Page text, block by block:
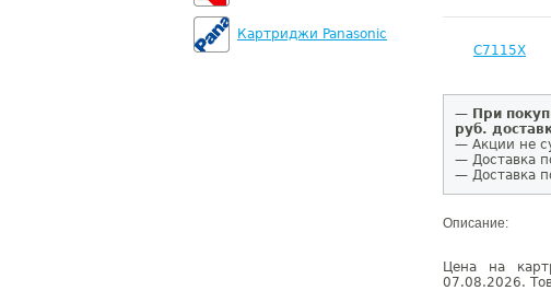
Картриджи Panasonic
C7115X
— При
руб.
— Акции не
— Доставка
— Доставка
Описание:
Цена на
07.08.2026.